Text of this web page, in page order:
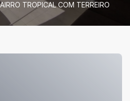
TROPICAL COM TERREIRO